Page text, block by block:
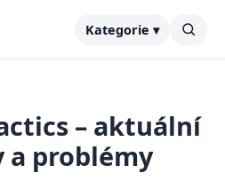
Kategorie ▾
– aktuální
a problémy